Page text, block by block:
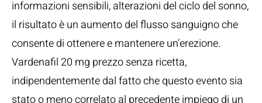
informazioni sensibili, alterazioni del ciclo del sonno,
il risultato è un aumento del flusso sanguigno che
consente di ottenere e mantenere un’erezione.
Vardenafil 20 mg prezzo senza ricetta,
indipendentemente dal fatto che questo evento sia
stato o meno correlato al precedente impiego di un